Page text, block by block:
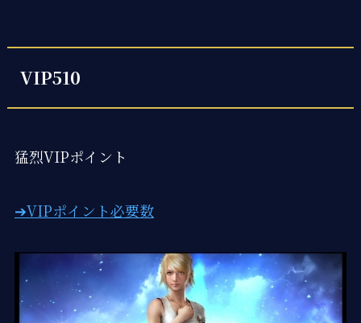
VIP510
猛烈VIPポイント
➔VIPポイント必要数